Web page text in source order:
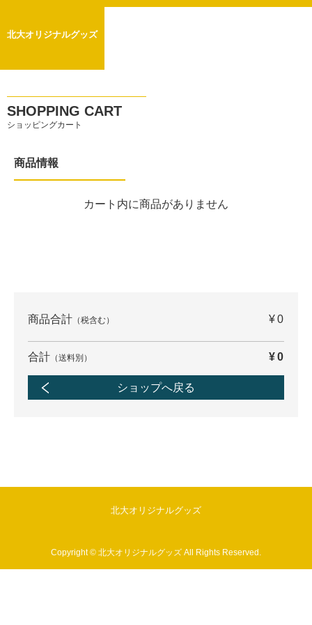
北大オリジナルグッズ
SHOPPING CART
ショッピングカート
商品情報
カート内に商品がありません
商品合計 （税含む） ¥0
合計 （送料別） ¥0
ショップへ戻る
北大オリジナルグッズ
Copyright © 北大オリジナルグッズ All Rights Reserved.